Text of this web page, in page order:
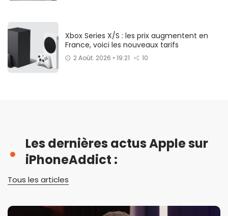
Xbox Series X/S : les prix augmentent en
France, voici les nouveaux tarifs
2 Août. 2026 • 19:21 10
Les dernières actus Apple sur
iPhoneAddict :
Tous les articles